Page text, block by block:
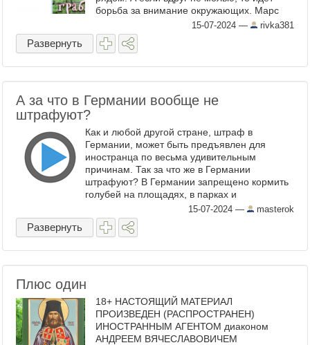
борьба за внимание окружающих. Марс
обычно слабый, моя задача его
прокачивать им. Но тут я думала, что у ...
15-07-2024 — rivka381
Развернуть
А за что в Германии вообще не
штрафуют?
Как и любой другой стране, штраф в
Германии, может быть предъявлен для
иностранца по весьма удивительным
причинам. Так за что же в Германии
штрафуют? В Германии запрещено кормить
голубей на площадях, в парках и
общественных местах. За первую кормежку
оштрафуют на 35 евро , а если ...
15-07-2024 — masterok
Развернуть
Плюс один
18+ НАСТОЯЩИЙ МАТЕРИАЛ
ПРОИЗВЕДЕН (РАСПРОСТРАНЕН)
ИНОСТРАННЫМ АГЕНТОМ диаконом
АНДРЕЕМ ВЯЧЕСЛАВОВИЧЕМ